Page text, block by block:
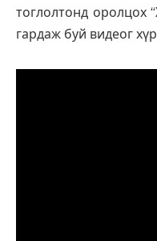
тоглолтонд оролцох
гардаж буй видеог